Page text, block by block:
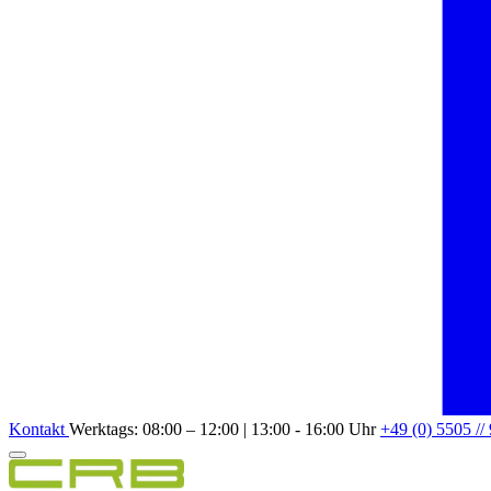
Kontakt Werktags: 08:00 – 12:00 | 13:00 - 16:00 Uhr+49 (0) 5505 //